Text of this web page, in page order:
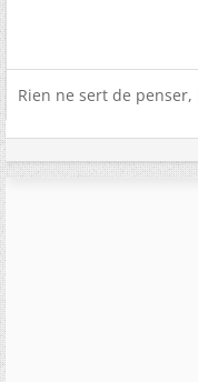
Rien ne sert de